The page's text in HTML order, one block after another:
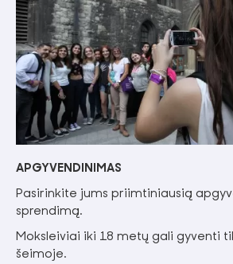
APGYVENDINIMAS
Pasirinkite jums priimtiniausią
sprendimą.
Moksleiviai iki 18 metų gali gyventi
šeimoje.